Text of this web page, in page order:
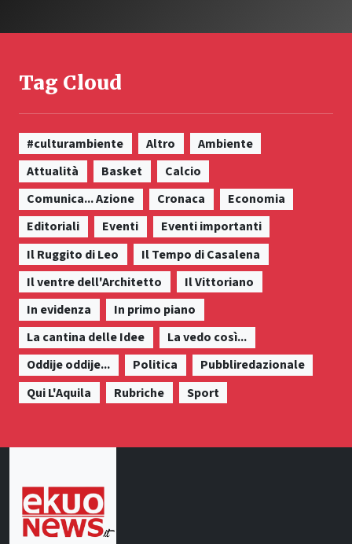
Tag Cloud
#culturambiente Altro
Ambiente
Attualità
Basket
Calcio
Comunica... Azione
Cronaca
Economia
Editoriali
Eventi
Eventi importanti
Il Ruggito di Leo
Il Tempo di Casalena
Il ventre dell'Architetto
Il Vittoriano
In evidenza
In primo piano
La cantina delle Idee
La vedo così...
Oddije oddije...
Politica
Pubbliredazionale
Qui L'Aquila
Rubriche Sport